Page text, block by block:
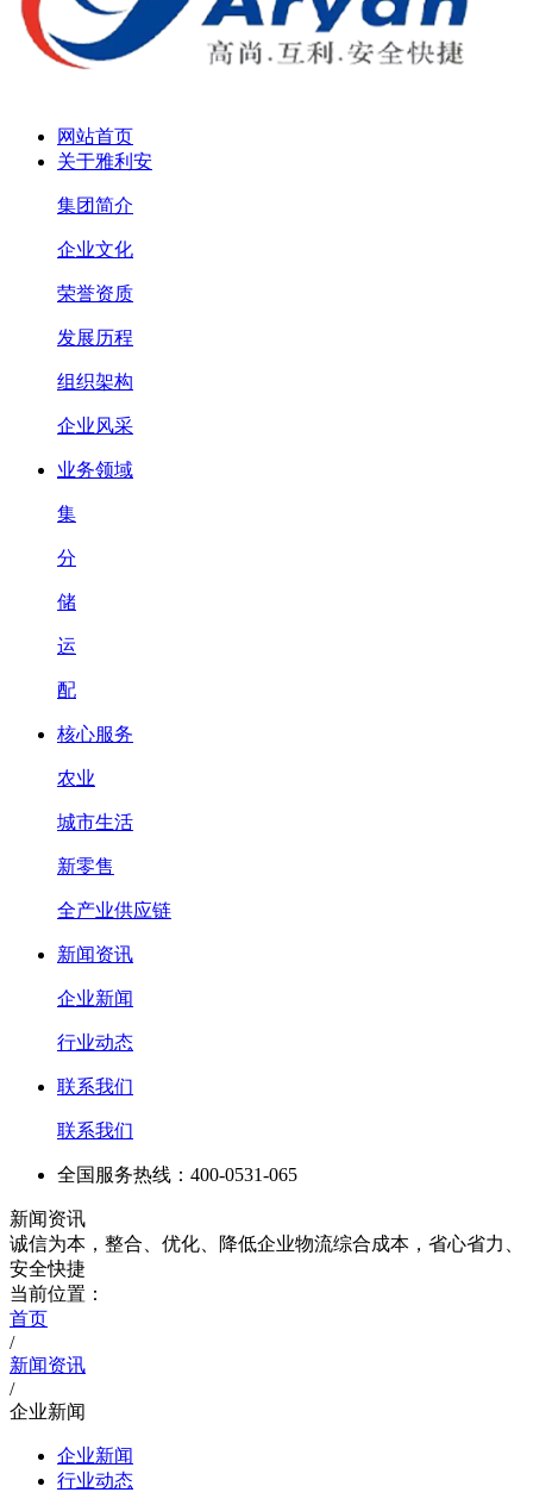
网站首页
关于雅利安
集团简介
企业文化
荣誉资质
发展历程
组织架构
企业风采
业务领域
集
分
储
运
配
核心服务
农业
城市生活
新零售
全产业供应链
新闻资讯
企业新闻
行业动态
联系我们
联系我们
全国服务热线：400-0531-065
新闻资讯
诚信为本，整合、优化、降低企业物流综合成本，省心省力、
安全快捷
当前位置：
首页
/
新闻资讯
/
企业新闻
企业新闻
行业动态